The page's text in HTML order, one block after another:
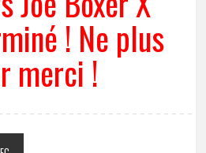
! Ne plus
merci !